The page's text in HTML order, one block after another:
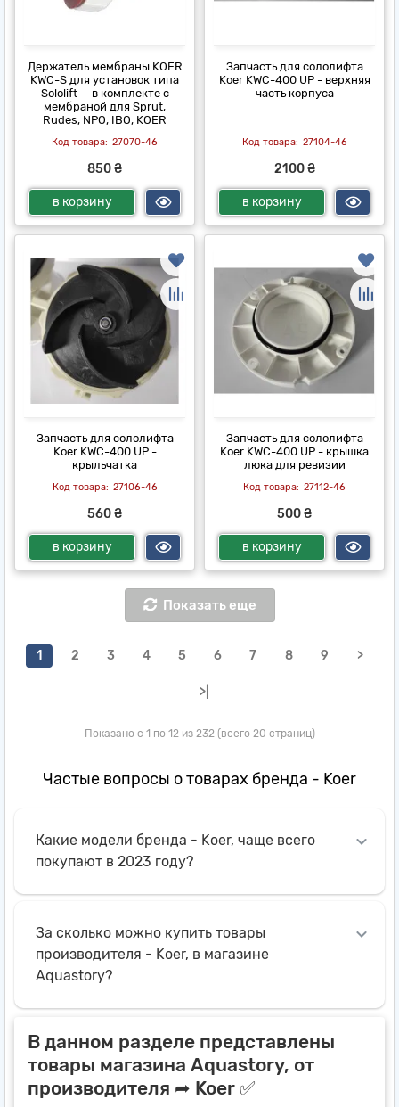
Держатель мембраны KOER
KWC-S для установок типа
Sololift — в комплекте с
мембраной для Sprut,
Rudes, NPO, IBO, KOER
27070-46
850 ₴
в корзину
Запчасть для сололифта
Koer KWC-400 UP - верхняя
часть корпуса
27104-46
2100 ₴
в корзину
Запчасть для сололифта
Koer KWC-400 UP -
крыльчатка
27106-46
560 ₴
в корзину
Запчасть для сололифта
Koer KWC-400 UP - крышка
люка для ревизии
27112-46
500 ₴
в корзину
Показать еще
1 2 3 4 5 6 7 8 9 >
>|
Показано с 1 по 12 из 232 (всего 20 страниц)
Частые вопросы о товарах бренда - Koer
Какие модели бренда - Koer, чаще всего
покупают в 2023 году?
За сколько можно купить товары
производителя - Koer, в магазине
Aquastory?
В данном разделе представлены
товары магазина Aquastory, от
производителя ➦ Koer ✅